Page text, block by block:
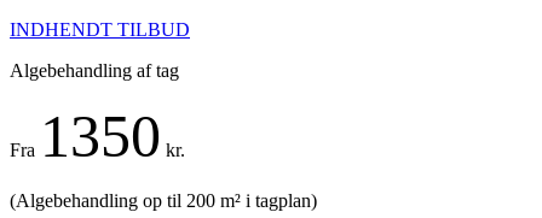
INDHENDT TILBUD
Algebehandling af tag
Fra 1350 kr.
(Algebehandling op til 200 m² i tagplan)